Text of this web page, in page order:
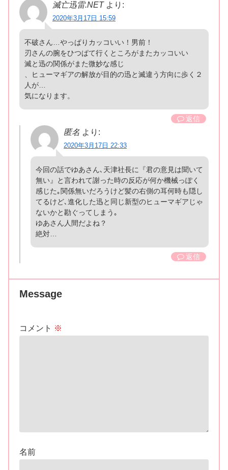
滅亡迅雷.NET より:
2020年3月17日 15:59
不破さん…やっぱりカッコいい！男前！
刃さんの腕をひつぱて行くところがまたカッコいい
滅と迅の関係がまた微妙な感じ
、ヒューマギアの解放が目的の迅と滅違う方向に歩く２
人が…
気になります。
返信
匿名 より:
2020年3月17日 22:33
今回の話でゆあさん､天津社長に『君の意見は聞いて
無い』と言われて謝った時の反応が何か機械っぽく
感じた｡関係無いだろうけど髪の右側の耳何時も隠し
てるけど､進化した迅と同じ新型のヒューマギアじゃ
ないかと勘ぐってしまう｡
ゆあさん人間だよね？
絶対…
返信
Message
コメント ※
名前